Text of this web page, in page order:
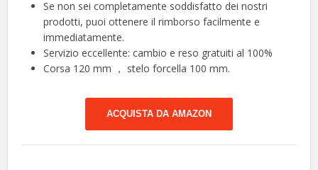
Se non sei completamente soddisfatto dei nostri
prodotti, puoi ottenere il rimborso facilmente e
immediatamente.
Servizio eccellente: cambio e reso gratuiti al 100%
Corsa 120 mm ， stelo forcella 100 mm.
ACQUISTA DA AMAZON